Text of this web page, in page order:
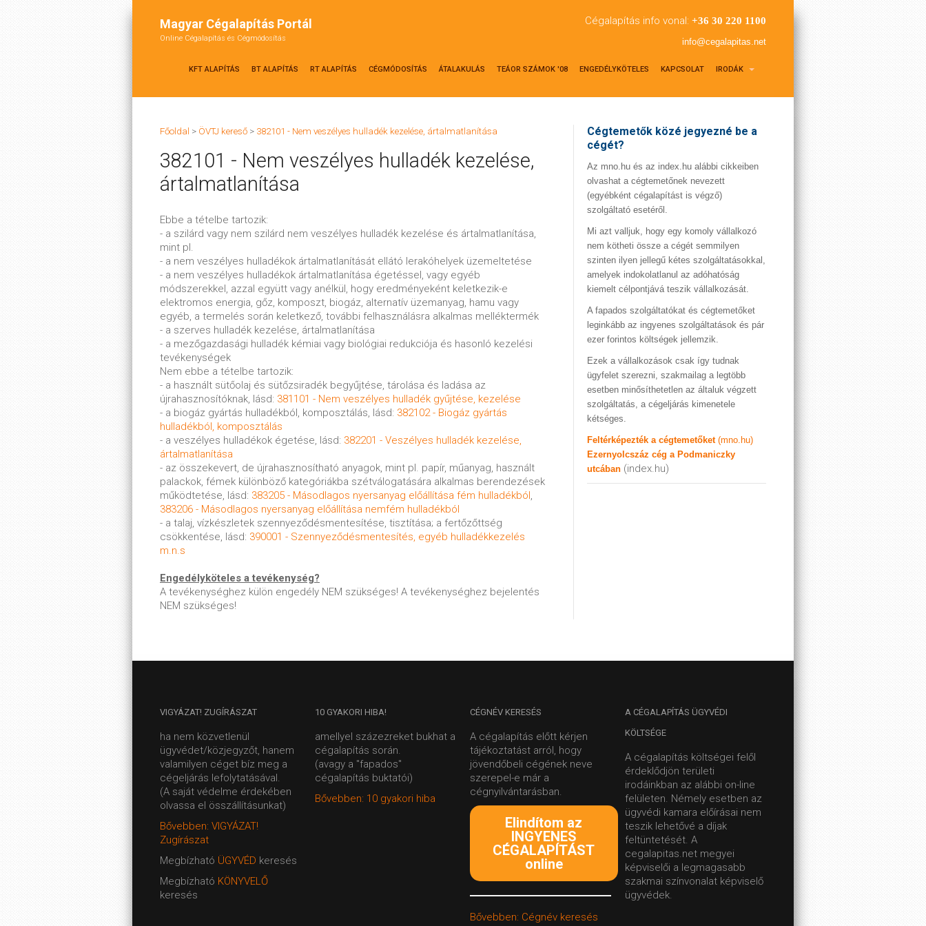
Magyar Cégalapítás Portál
Online Cégalapítás és Cégmódosítás
Cégalapítás info vonal: +36 30 220 1100
info@cegalapitas.net
KFT ALAPÍTÁS BT ALAPÍTÁS RT ALAPÍTÁS CÉGMÓDOSÍTÁS ÁTALAKULÁS TEÁOR SZÁMOK '08 ENGEDÉLYKÖTELES KAPCSOLAT IRODÁK
Főoldal > ÖVTJ kereső > 382101 - Nem veszélyes hulladék kezelése, ártalmatlanítása
382101 - Nem veszélyes hulladék kezelése,
ártalmatlanítása
Ebbe a tételbe tartozik:
- a szilárd vagy nem szilárd nem veszélyes hulladék kezelése és ártalmatlanítása,
mint pl.
- a nem veszélyes hulladékok ártalmatlanítását ellátó lerakóhelyek üzemeltetése
- a nem veszélyes hulladékok ártalmatlanítása égetéssel, vagy egyéb
módszerekkel, azzal együtt vagy anélkül, hogy eredményeként keletkezik-e
elektromos energia, gőz, komposzt, biogáz, alternatív üzemanyag, hamu vagy
egyéb, a termelés során keletkező, további felhasználásra alkalmas melléktermék
- a szerves hulladék kezelése, ártalmatlanítása
- a mezőgazdasági hulladék kémiai vagy biológiai redukciója és hasonló kezelési
tevékenységek
Nem ebbe a tételbe tartozik:
- a használt sütőolaj és sütőzsiradék begyűjtése, tárolása és ladása az
újrahasznosítóknak, lásd: 381101 - Nem veszélyes hulladék gyűjtése, kezelése
- a biogáz gyártás hulladékból, komposztálás, lásd: 382102 - Biogáz gyártás
hulladékból, komposztálás
- a veszélyes hulladékok égetése, lásd: 382201 - Veszélyes hulladék kezelése,
ártalmatlanítása
- az összekevert, de újrahasznosítható anyagok, mint pl. papír, műanyag, használt
palackok, fémek különböző kategóriákba szétválogatására alkalmas berendezések
működtetése, lásd: 383205 - Másodlagos nyersanyag előállítása fém hulladékból,
383206 - Másodlagos nyersanyag előállítása nemfém hulladékból
- a talaj, vízkészletek szennyeződésmentesítése, tisztítása; a fertőzőttség
csökkentése, lásd: 390001 - Szennyeződésmentesítés, egyéb hulladékkezelés
m.n.s
Engedélyköteles a tevékenység?
A tevékenységhez külön engedély NEM szükséges! A tevékenységhez bejelentés
NEM szükséges!
Cégtemetők közé jegyezné be a
cégét?
Az mno.hu és az index.hu alábbi cikkeiben
olvashat a cégtemetőnek nevezett
(egyébként cégalapítást is végző)
szolgáltató esetéről.
Mi azt valljuk, hogy egy komoly vállalkozó
nem kötheti össze a cégét semmilyen
szinten ilyen jellegű kétes szolgáltatásokkal,
amelyek indokolatlanul az adóhatóság
kiemelt célpontjává teszik vállalkozását.
A fapados szolgáltatókat és cégtemetőket
leginkább az ingyenes szolgáltatások és pár
ezer forintos költségek jellemzik.
Ezek a vállalkozások csak így tudnak
ügyfelet szerezni, szakmailag a legtöbb
esetben minősíthetetlen az általuk végzett
szolgáltatás, a cégeljárás kimenetele
kétséges.
Feltérképezték a cégtemetőket (mno.hu)
Ezernyolcszáz cég a Podmaniczky
utcában (index.hu)
VIGYÁZAT! ZUGÍRÁSZAT
ha nem közvetlenül
ügyvédet/közjegyzőt, hanem
valamilyen céget bíz meg a
cégeljárás lefolytatásával.
(A saját védelme érdekében
olvassa el összállításunkat)
Bővebben: VIGYÁZAT!
Zugírászat
Megbízható ÜGYVÉD keresés
Megbízható KÖNYVELŐ
keresés
10 GYAKORI HIBA!
amellyel százezreket bukhat a
cégalapítás során.
(avagy a "fapados"
cégalapítás buktatói)
Bővebben: 10 gyakori hiba
CÉGNÉV KERESÉS
A cégalapítás előtt kérjen
tájékoztatást arról, hogy
jövendőbeli cégének neve
szerepel-e már a
cégnyilvántarásban.
Elindítom az
INGYENES
CÉGALAPÍTÁST
online
Bővebben: Cégnév keresés
A CÉGALAPÍTÁS ÜGYVÉDI
KÖLTSÉGE
A cégalapítás költségei felől
érdeklődjön területi
irodáinkban az alábbi on-line
felületen. Némely esetben az
ügyvédi kamara előírásai nem
teszik lehetővé a díjak
feltüntetését. A
cegalapitas.net megyei
képviselői a legmagasabb
szakmai színvonalat képviselő
ügyvédek.